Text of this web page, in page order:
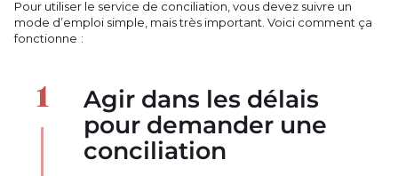
Pour utiliser le service de conciliation, vous devez suivre un
mode d’emploi simple, mais très important. Voici comment ça
fonctionne :
Agir dans les délais
pour demander une
conciliation